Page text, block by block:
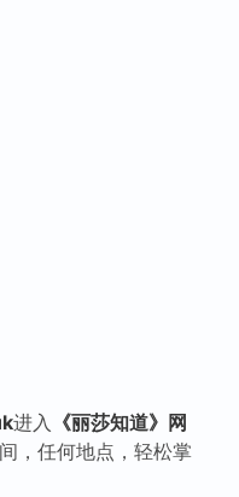
进入 《丽莎知道》网
，任何地点，轻松掌